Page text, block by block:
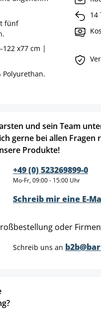
fünf
122 x77 cm |
Polyurethan.
14
und sein Team
gerne bei allen Fragen
Produkte!
+49 (0) 523269899-0
Mo-Fr, 09:00 - 15:00 Uhr
Schreib mir eine E-
oder
Schreib uns an